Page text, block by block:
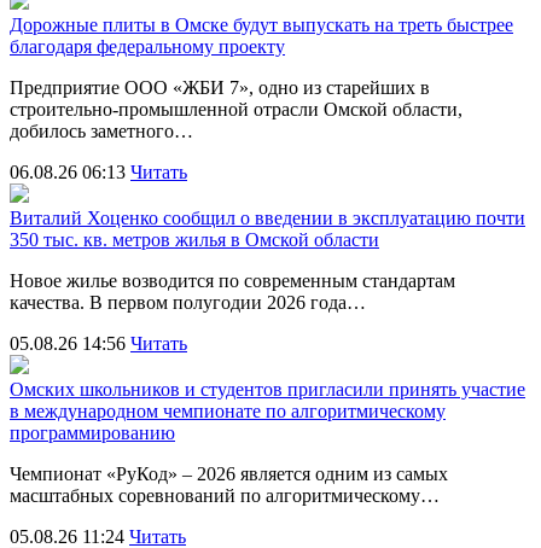
Дорожные плиты в Омске будут выпускать на треть быстрее
благодаря федеральному проекту
Предприятие ООО «ЖБИ 7», одно из старейших в
строительно‑промышленной отрасли Омской области,
добилось заметного…
06.08.26 06:13 Читать
Виталий Хоценко сообщил о введении в эксплуатацию почти
350 тыс. кв. метров жилья в Омской области
Новое жилье возводится по современным стандартам
качества. В первом полугодии 2026 года…
05.08.26 14:56 Читать
Омских школьников и студентов пригласили принять участие
в международном чемпионате по алгоритмическому
программированию
Чемпионат «РуКод» – 2026 является одним из самых
масштабных соревнований по алгоритмическому…
05.08.26 11:24 Читать